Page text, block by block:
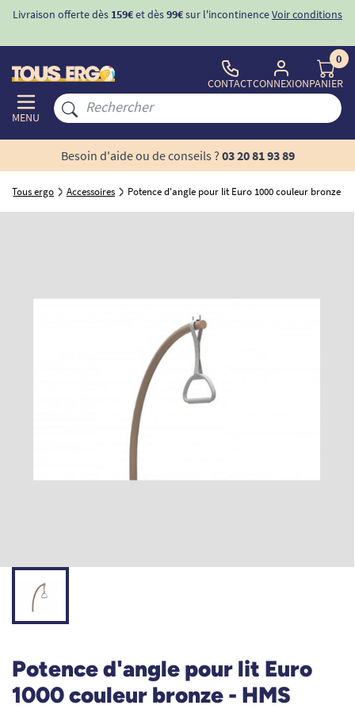
offerte dès159€ et dès99€sur l'incontinenceVoir conditions
MENU
CONTACTCONNEXION
0
PANIER
Besoin d'aide ou de conseils ? 03 20 81 93 89
Tous ergo Accessoires Potence d'angle pour lit Euro 1000 couleur bronze -
Potence d'angle pour lit Euro
1000 couleur bronze - HMS